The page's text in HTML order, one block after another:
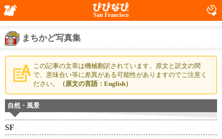
San Francisco
まちかど写真集
この記事の文章は機械翻訳されています。原文と訳文の間
で、意味合い等に差異がある可能性がありますのでご注意く
ださい。
（原文の言語：English）
自然・風景
SF